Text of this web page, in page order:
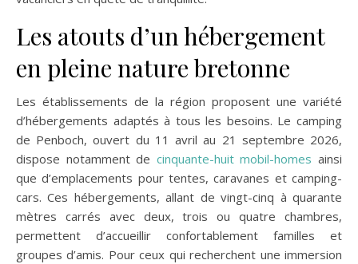
Les atouts d’un hébergement
en pleine nature bretonne
Les établissements de la région proposent une variété
d’hébergements adaptés à tous les besoins. Le camping
de Penboch, ouvert du 11 avril au 21 septembre 2026,
dispose notamment de cinquante-huit mobil-homes ainsi
que d’emplacements pour tentes, caravanes et camping-
cars. Ces hébergements, allant de vingt-cinq à quarante
mètres carrés avec deux, trois ou quatre chambres,
permettent d’accueillir confortablement familles et
groupes d’amis. Pour ceux qui recherchent une immersion